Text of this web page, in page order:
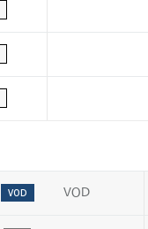
VOD VOD